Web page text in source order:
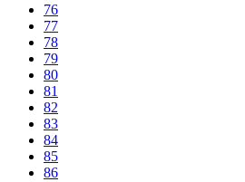
76
77
78
79
80
81
82
83
84
85
86